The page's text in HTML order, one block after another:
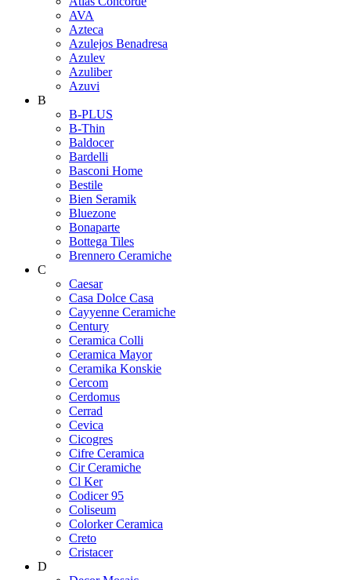
AVA
Azteca
Azulejos Benadresa
Azulev
Azuliber
Azuvi
B
B-PLUS
B-Thin
Baldocer
Bardelli
Basconi Home
Bestile
Bien Seramik
Bluezone
Bonaparte
Bottega Tiles
Brennero Ceramiche
C
Caesar
Casa Dolce Casa
Cayyenne Ceramiche
Century
Ceramica Colli
Ceramica Mayor
Ceramika Konskie
Cercom
Cerdomus
Cerrad
Cevica
Cicogres
Cifre Ceramica
Cir Ceramiche
Cl Ker
Codicer 95
Coliseum
Colorker Ceramica
Creto
Cristacer
D